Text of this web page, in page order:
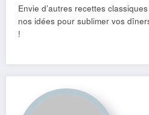
Envie d’autres recettes
nos idées pour sublimer vos
!